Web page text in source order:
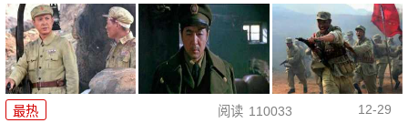
最热 阅读 110033 12-29